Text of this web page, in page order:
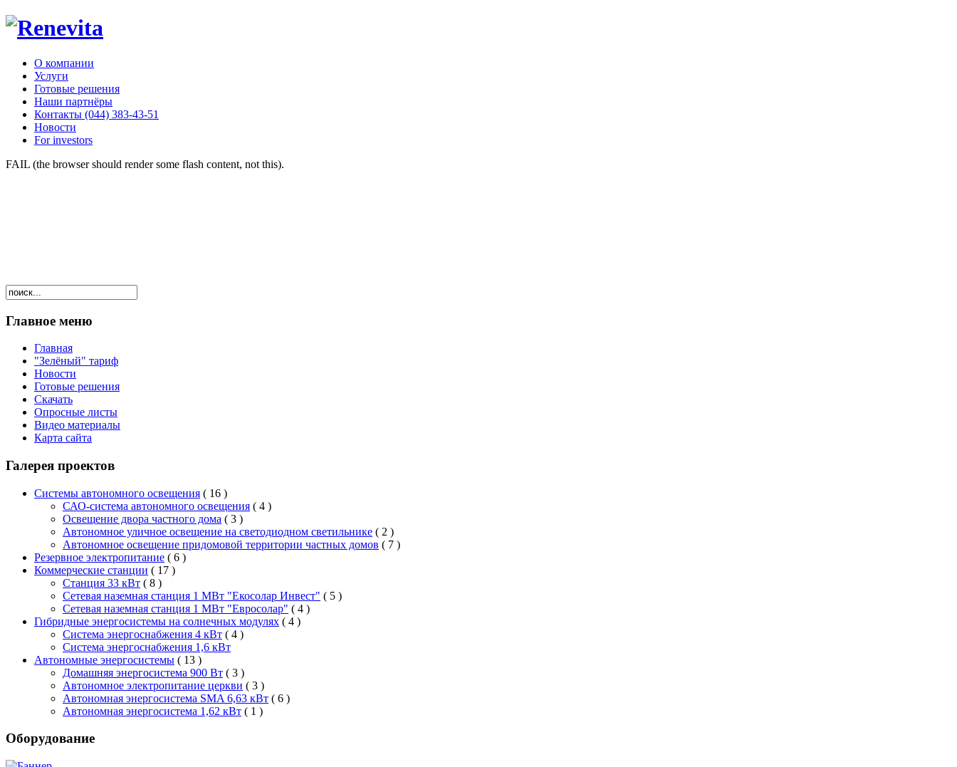
О компании
Услуги
Готовые решения
Наши партнёры
Контакты (044) 383-43-51
Новости
For investors
FAIL (the browser should render some flash content, not this).
Главное меню
Главная
"Зелёный" тариф
Новости
Готовые решения
Скачать
Опросные листы
Видео материалы
Карта сайта
Галерея проектов
Системы автономного освещения ( 16 )
САО-система автономного освещения ( 4 )
Освещение двора частного дома ( 3 )
Автономное уличное освещение на светодиодном светильнике ( 2 )
Автономное освещение придомовой территории частных домов ( 7 )
Резервное электропитание ( 6 )
Коммерческие станции ( 17 )
Станция 33 кВт ( 8 )
Сетевая наземная станция 1 МВт "Екосолар Инвест" ( 5 )
Сетевая наземная станция 1 МВт "Евросолар" ( 4 )
Гибридные энергосистемы на солнечных модулях ( 4 )
Система энергоснабжения 4 кВт ( 4 )
Система энергоснабжения 1,6 кВт
Автономные энергосистемы ( 13 )
Домашняя энергосистема 900 Вт ( 3 )
Автономное электропитание церкви ( 3 )
Автономная энергосистема SMA 6,63 кВт ( 6 )
Автономная энергосистема 1,62 кВт ( 1 )
Оборудование